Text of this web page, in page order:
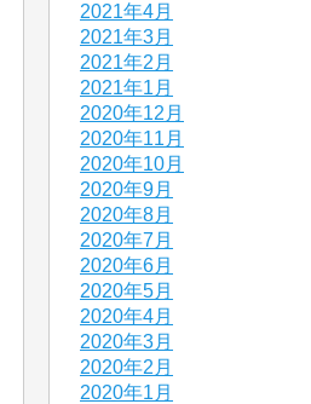
2021年4月
2021年3月
2021年2月
2021年1月
2020年12月
2020年11月
2020年10月
2020年9月
2020年8月
2020年7月
2020年6月
2020年5月
2020年4月
2020年3月
2020年2月
2020年1月